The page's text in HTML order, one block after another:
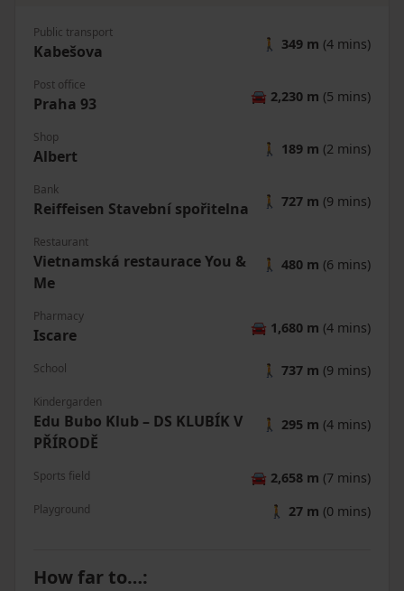
Public transport
Kabešova 🚶 349 m (4 mins)
Post office
Praha 93 🚘 2,230 m (5 mins)
Shop
Albert 🚶 189 m (2 mins)
Bank
Reiffeisen Stavební spořitelna 🚶 727 m (9 mins)
Restaurant
Vietnamská restaurace You &
Me
🚶 480 m (6 mins)
Pharmacy
Iscare 🚘 1,680 m (4 mins)
School 🚶 737 m (9 mins)
Kindergarden
Edu Bubo Klub – DS KLUBÍK V
PŘÍRODĚ
🚶 295 m (4 mins)
Sports field 🚘 2,658 m (7 mins)
Playground 🚶 27 m (0 mins)
How far to…: